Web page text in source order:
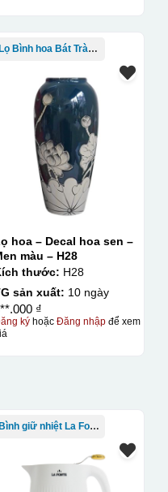
Lọ Bình hoa Bát Tràng in logo
hoa – Decal hoa sen –
màu – H28
thước: H28
sản xuất: 10 ngày
₫
ký hoặcĐăng nhập để xem
Bình giữ nhiệt La Fonte